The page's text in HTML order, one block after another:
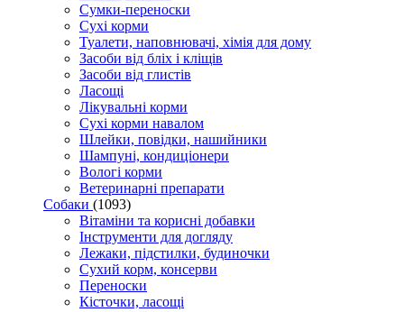
Сумки-переноски
Сухі корми
Туалети, наповнювачі, хімія для дому
Засоби від бліх і кліщів
Засоби від глистів
Ласощі
Лікувальні корми
Сухі корми навалом
Шлейки, повідки, нашийники
Шампуні, кондиціонери
Вологі корми
Ветеринарні препарати
Собаки (1093)
Вітаміни та корисні добавки
Інструменти для догляду
Лежаки, підстилки, будиночки
Сухий корм, консерви
Переноски
Кісточки, ласощі